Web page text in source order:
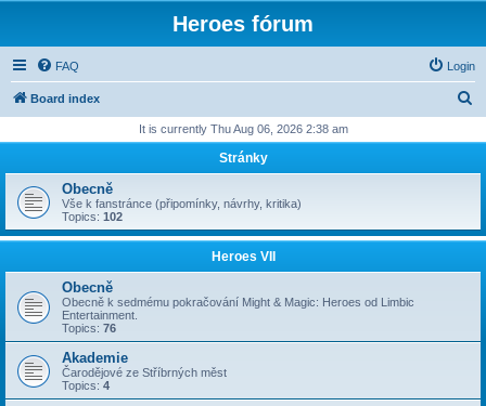
Heroes fórum
FAQ Login
Board index
r
h
It is currently Thu Aug 06, 2026 2:38 am
Stránky
Obecně
Vše k fanstránce (připomínky, návrhy, kritika)
Topics: 102
Heroes VII
Obecně
Obecně k sedmému pokračování Might & Magic: Heroes od Limbic
Entertainment.
Topics: 76
Akademie
Čarodějové ze Stříbrných měst
Topics: 4